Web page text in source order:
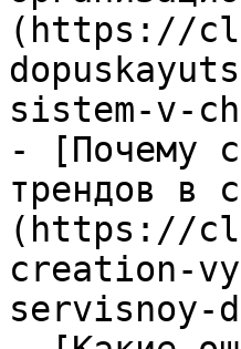
(https://
sistem-v-
- [Почему
трендов в
(https://
creation-